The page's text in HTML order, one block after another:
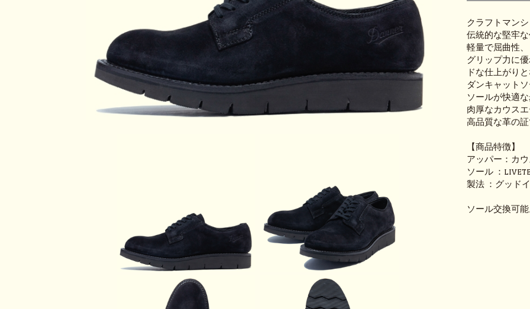
クラフトマン
伝統的な堅牢
軽量で屈曲性、
グリップ力に
ドな仕上がり
ダンキャット
ソールが快適
肉厚なカウス
高品質な革の証
【商品特徴】
アッパー：カ
ソール ：
製法 ：グッド
ソール交換可能